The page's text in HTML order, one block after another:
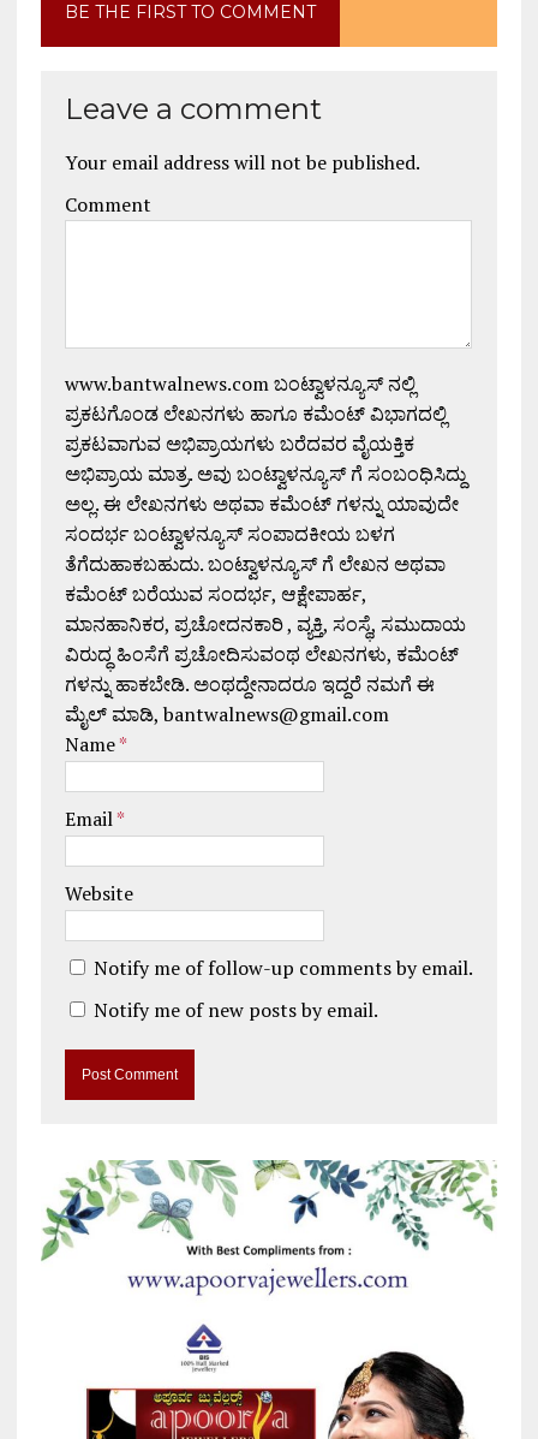
BE THE FIRST TO COMMENT
Leave a comment
Your email address will not be published.
Comment
www.bantwalnews.com ಬಂಟ್ವಾಳನ್ಯೂಸ್ ನಲ್ಲಿ
ಪ್ರಕಟಗೊಂಡ ಲೇಖನಗಳು ಹಾಗೂ ಕಮೆಂಟ್ ವಿಭಾಗದಲ್ಲಿ
ಪ್ರಕಟವಾಗುವ ಅಭಿಪ್ರಾಯಗಳು ಬರೆದವರ ವೈಯಕ್ತಿಕ
ಅಭಿಪ್ರಾಯ ಮಾತ್ರ. ಅವು ಬಂಟ್ವಾಳನ್ಯೂಸ್ ಗೆ ಸಂಬಂಧಿಸಿದ್ದು
ಅಲ್ಲ. ಈ ಲೇಖನಗಳು ಅಥವಾ ಕಮೆಂಟ್ ಗಳನ್ನು ಯಾವುದೇ
ಸಂದರ್ಭ ಬಂಟ್ವಾಳನ್ಯೂಸ್ ಸಂಪಾದಕೀಯ ಬಳಗ
ತೆಗೆದುಹಾಕಬಹುದು. ಬಂಟ್ವಾಳನ್ಯೂಸ್ ಗೆ ಲೇಖನ ಅಥವಾ
ಕಮೆಂಟ್ ಬರೆಯುವ ಸಂದರ್ಭ, ಆಕ್ಷೇಪಾರ್ಹ,
ಮಾನಹಾನಿಕರ, ಪ್ರಚೋದನಕಾರಿ , ವ್ಯಕ್ತಿ, ಸಂಸ್ಥೆ, ಸಮುದಾಯ
ವಿರುದ್ಧ ಹಿಂಸೆಗೆ ಪ್ರಚೋದಿಸುವಂಥ ಲೇಖನಗಳು, ಕಮೆಂಟ್
ಗಳನ್ನು ಹಾಕಬೇಡಿ. ಅಂಥದ್ದೇನಾದರೂ ಇದ್ದರೆ ನಮಗೆ ಈ
ಮೈಲ್ ಮಾಡಿ, bantwalnews@gmail.com
Name*
Email*
Website
Notify me of follow-up comments by email.
Notify me of new posts by email.
t
e
r